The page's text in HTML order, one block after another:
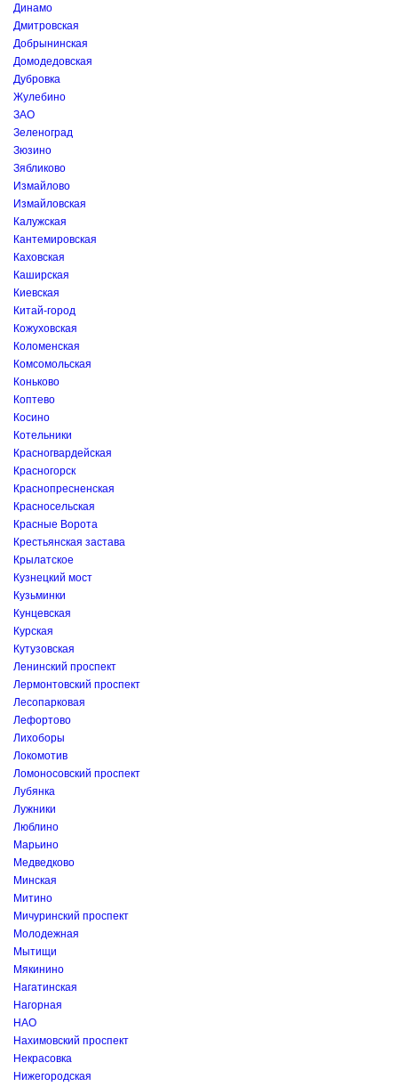
Динамо
Дмитровская
Добрынинская
Домодедовская
Дубровка
Жулебино
ЗАО
Зеленоград
Зюзино
Зябликово
Измайлово
Измайловская
Калужская
Кантемировская
Каховская
Каширская
Киевская
Китай-город
Кожуховская
Коломенская
Комсомольская
Коньково
Коптево
Косино
Котельники
Красногвардейская
Красногорск
Краснопресненская
Красносельская
Красные Ворота
Крестьянская застава
Крылатское
Кузнецкий мост
Кузьминки
Кунцевская
Курская
Кутузовская
Ленинский проспект
Лермонтовский проспект
Лесопарковая
Лефортово
Лихоборы
Локомотив
Ломоносовский проспект
Лубянка
Лужники
Люблино
Марьино
Медведково
Минская
Митино
Мичуринский проспект
Молодежная
Мытищи
Мякинино
Нагатинская
Нагорная
НАО
Нахимовский проспект
Некрасовка
Нижегородская